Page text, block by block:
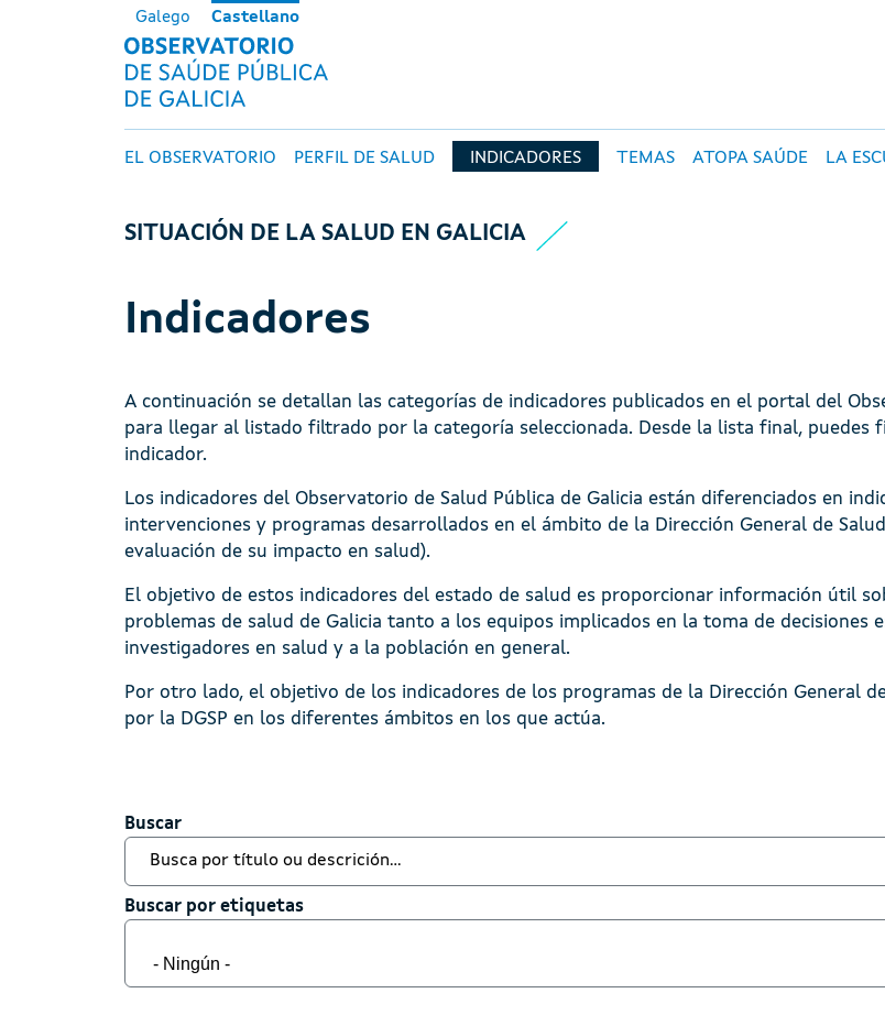
Pasar al contenido principal
Galego Castellano
OBSERVATORIO DE SALUD
Navegación principal
EL OBSERVATORIO PERFIL DE SALUD INDICADORES TEMAS ATOPA SAÚDE LA
SITUACIÓN DE LA SALUD EN GALICIA
Indicadores
A continuación se detallan las categorías de indicadores publicados en el portal del
para llegar al listado filtrado por la categoría seleccionada. Desde la lista final,
indicador.
Los indicadores del Observatorio de Salud Pública de Galicia están diferenciados en
intervenciones y programas desarrollados en el ámbito de la Dirección General de
evaluación de su impacto en salud).
El objetivo de estos indicadores del estado de salud es proporcionar información útil
problemas de salud de Galicia tanto a los equipos implicados en la toma de decisiones
investigadores en salud y a la población en general.
Por otro lado, el objetivo de los indicadores de los programas de la Dirección General
por la DGSP en los diferentes ámbitos en los que actúa.
Buscar
Buscar
Buscar por etiquetas
Buscar por etiquetas